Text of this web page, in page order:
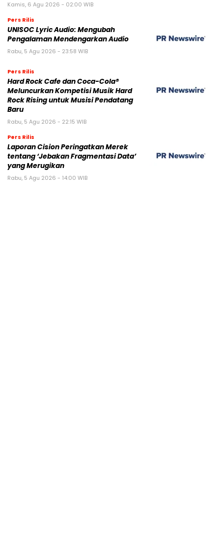
Kamis, 6 Agu 2026 - 02:00 WIB
Pers Rilis
UNISOC Lyric Audio: Mengubah
Pengalaman Mendengarkan Audio
Rabu, 5 Agu 2026 - 23:58 WIB
Pers Rilis
Hard Rock Cafe dan Coca-Cola®
Meluncurkan Kompetisi Musik Hard
Rock Rising untuk Musisi Pendatang
Baru
Rabu, 5 Agu 2026 - 22:15 WIB
Pers Rilis
Laporan Cision Peringatkan Merek
tentang ‘Jebakan Fragmentasi Data’
yang Merugikan
Rabu, 5 Agu 2026 - 14:00 WIB